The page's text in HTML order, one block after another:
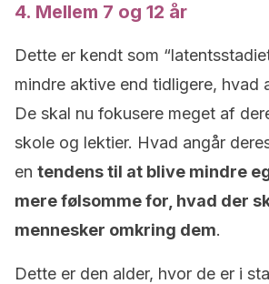
4. Mellem 7 og 12 år
Dette er kendt som
mindre aktive end tidligere, hvad
De skal nu fokusere meget af
skole og lektier. Hvad angår
en tendens til at blive mindre
mere følsomme for, hvad der
mennesker omkring dem.
Dette er den alder, hvor de er i